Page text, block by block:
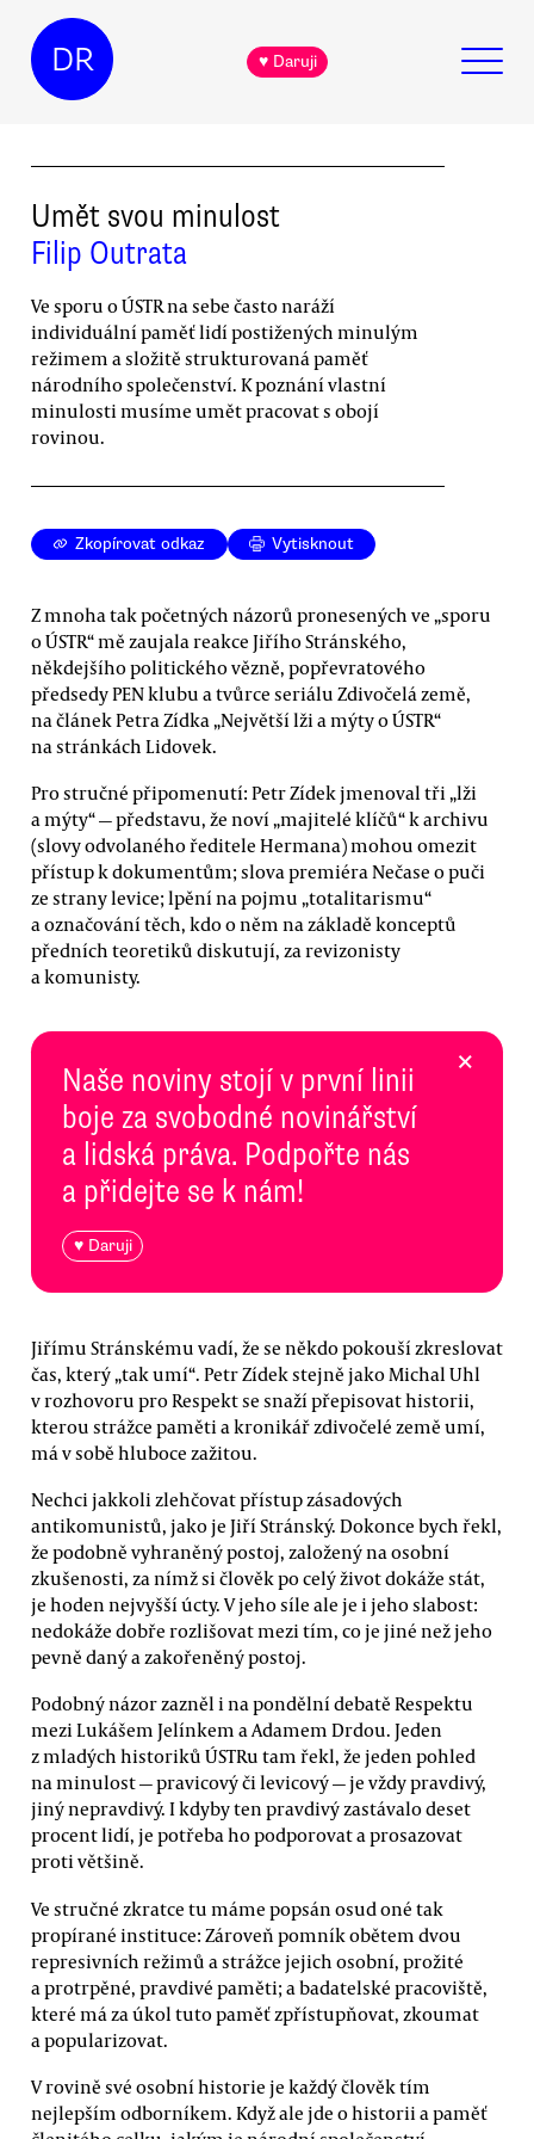
DR ♥ Daruji
Umět svou minulost
Filip Outrata
Ve sporu o ÚSTR na sebe často naráží
individuální paměť lidí postižených minulým
režimem a složitě strukturovaná paměť
národního společenství. K poznání vlastní
minulosti musíme umět pracovat s obojí
rovinou.
Zkopírovat odkaz Vytisknout
Z mnoha tak početných názorů pronesených ve „sporu
o ÚSTR“ mě zaujala reakce Jiřího Stránského,
někdejšího politického vězně, popřevratového
předsedy PEN klubu a tvůrce seriálu Zdivočelá země,
na článek Petra Zídka „Největší lži a mýty o ÚSTR“
na stránkách Lidovek.
Pro stručné připomenutí: Petr Zídek jmenoval tři „lži
a mýty“ — představu, že noví „majitelé klíčů“ k archivu
(slovy odvolaného ředitele Hermana) mohou omezit
přístup k dokumentům; slova premiéra Nečase o puči
ze strany levice; lpění na pojmu „totalitarismu“
a označování těch, kdo o něm na základě konceptů
předních teoretiků diskutují, za revizonisty
a komunisty.
Naše noviny stojí v první linii
boje za svobodné novinářství
a lidská práva. Podpořte nás
a přidejte se k nám!
♥ Daruji
×
Jiřímu Stránskému vadí, že se někdo pokouší zkreslovat
čas, který „tak umí“. Petr Zídek stejně jako Michal Uhl
v rozhovoru pro Respekt se snaží přepisovat historii,
kterou strážce paměti a kronikář zdivočelé země umí,
má v sobě hluboce zažitou.
Nechci jakkoli zlehčovat přístup zásadových
antikomunistů, jako je Jiří Stránský. Dokonce bych řekl,
že podobně vyhraněný postoj, založený na osobní
zkušenosti, za nímž si člověk po celý život dokáže stát,
je hoden nejvyšší úcty. V jeho síle ale je i jeho slabost:
nedokáže dobře rozlišovat mezi tím, co je jiné než jeho
pevně daný a zakořeněný postoj.
Podobný názor zazněl i na pondělní debatě Respektu
mezi Lukášem Jelínkem a Adamem Drdou. Jeden
z mladých historiků ÚSTRu tam řekl, že jeden pohled
na minulost — pravicový či levicový — je vždy pravdivý,
jiný nepravdivý. I kdyby ten pravdivý zastávalo deset
procent lidí, je potřeba ho podporovat a prosazovat
proti většině.
Ve stručné zkratce tu máme popsán osud oné tak
propírané instituce: Zároveň pomník obětem dvou
represivních režimů a strážce jejich osobní, prožité
a protrpěné, pravdivé paměti; a badatelské pracoviště,
které má za úkol tuto paměť zpřístupňovat, zkoumat
a popularizovat.
V rovině své osobní historie je každý člověk tím
nejlepším odborníkem. Když ale jde o historii a paměť